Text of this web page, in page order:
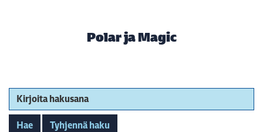
Polar ja Magic
Kirjoita hakusana
Hae Tyhjennä haku